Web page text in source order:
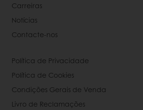
Carreiras
Notícias
Contacte-nos
Política de Privacidade
Política de Cookies
Condições Gerais de Venda
Livro de Reclamações